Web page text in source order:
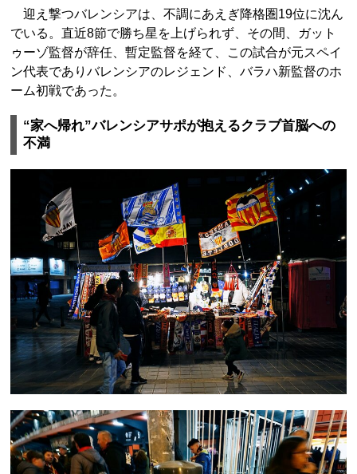
迎え撃つバレンシアは、不調にあえぎ降格圏19位に沈ん
でいる。直近8節で勝ち星を上げられず、その間、ガット
ゥーゾ監督が辞任、暫定監督を経て、この試合が元スペイ
ン代表でありバレンシアのレジェンド、バラハ新監督のホ
ーム初戦であった。
“家へ帰れ”バレンシアサポが抱えるクラブ首脳への
不満